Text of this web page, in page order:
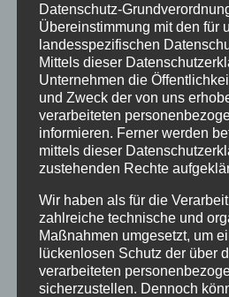
Dann reicht eine Anmeldung
aus.
Mit freundlichen Grüßen
Christoph Weppelmann
Bereichs)
Datenschutz-
Übereinstimmung mit den für
landesspezifischen
Mittels dieser
Unternehmen die
und Zweck der von uns
verarbeiteten
informieren. Ferner werden
mittels dieser
zustehenden Rechte
Wir haben als für die
zahlreiche technische und
Maßnahmen umgesetzt, um
lückenlosen Schutz der über
verarbeiteten
sicherzustellen. Dennoch